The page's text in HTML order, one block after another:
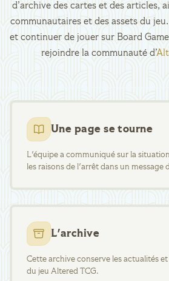
d’archive des cartes et des articles,
communautaires et des assets du
et continuer de jouer sur Board
rejoindre la communauté d’
Une page se tourne
L'équipe a communiqué sur la
les raisons de l'arrêt dans un message
L'archive
Cette archive conserve les actualités
du jeu Altered TCG.